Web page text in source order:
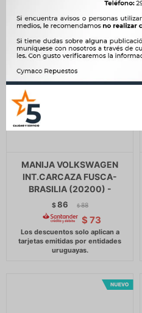
MANIJA VOLKSWAGEN
INT.CARCAZA FUSCA-
BRASILIA (20200) -
$86 $ 88
$ 73